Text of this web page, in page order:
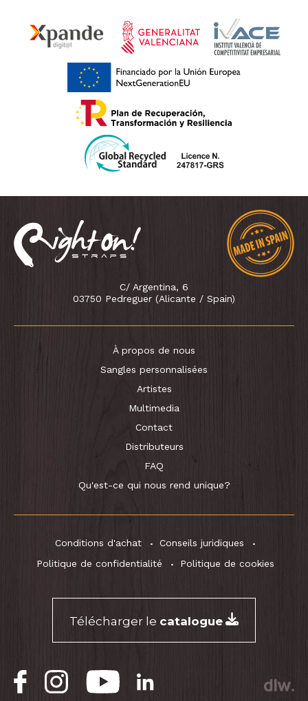
C/ Argentina, 6
03750 Pedreguer (Alicante / Spain)
À propos de nous
Sangles personnalisées
Artistes
Multimedia
Contact
Distributeurs
FAQ
Qu'est-ce qui nous rend unique?
Conditions d'achat
Conseils juridiques
Politique de confidentialité
Politique de cookies
Télécharger le catalogue